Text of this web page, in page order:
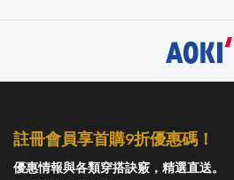
註冊會員享首購9折優惠碼！
優惠情報與各類穿搭訣竅，精選直送。